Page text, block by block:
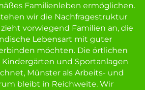
Familienleben ermöglichen.
wir die Nachfragestruktur
vorwiegend Familien an, die
Lebensart mit guter
möchten. Die örtlichen
Kindergärten und Sportanlagen
Münster als Arbeits- und
bleibt in Reichweite. Wir